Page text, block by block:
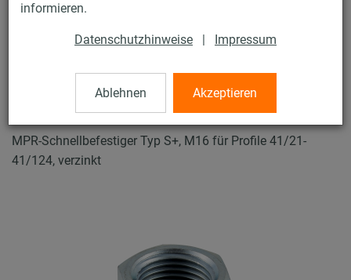
informieren.
Datenschutzhinweise | Impressum
Ablehnen Akzeptieren
MPR-Schnellbefestiger Typ S+
23 / 64
MPR-Schnellbefestiger Typ S+
MPR-Schnellbefestiger Typ S+, M16 für Profile 41/21-
41/124, verzinkt